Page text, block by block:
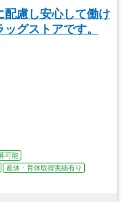
慮し安心して働け
グストアです。
可能
産休・育休取得実績有り